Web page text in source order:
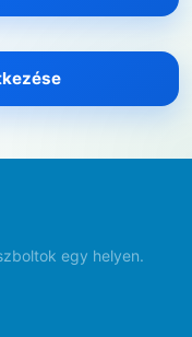
egy helyen.